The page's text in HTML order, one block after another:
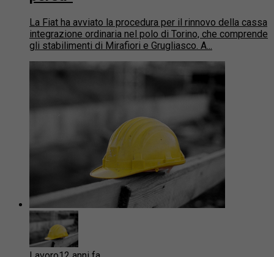
La Fiat ha avviato la procedura per il rinnovo della cassa
integrazione ordinaria nel polo di Torino, che comprende
gli stabilimenti di Mirafiori e Grugliasco. A...